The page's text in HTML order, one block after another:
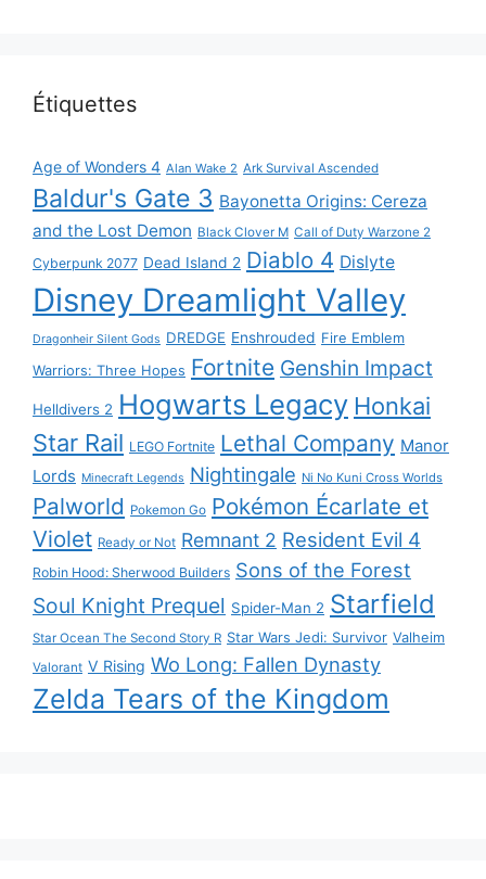
Étiquettes
Age of Wonders 4 Alan Wake 2 Ark Survival Ascended
Baldur's Gate 3 Bayonetta Origins: Cereza
and the Lost Demon Black Clover M Call of Duty Warzone 2
Cyberpunk 2077 Dead Island 2 Diablo 4 Dislyte
Disney Dreamlight Valley
Dragonheir Silent Gods DREDGE Enshrouded Fire Emblem
Warriors: Three Hopes Fortnite Genshin Impact
Helldivers 2 Hogwarts Legacy Honkai
Star Rail LEGO Fortnite Lethal Company Manor
Lords Minecraft Legends Nightingale Ni No Kuni Cross Worlds
Palworld Pokemon Go Pokémon Écarlate et
Violet Ready or Not Remnant 2 Resident Evil 4
Robin Hood: Sherwood Builders Sons of the Forest
Soul Knight Prequel Spider-Man 2 Starfield
Star Ocean The Second Story R Star Wars Jedi: Survivor Valheim
Valorant V Rising Wo Long: Fallen Dynasty
Zelda Tears of the Kingdom